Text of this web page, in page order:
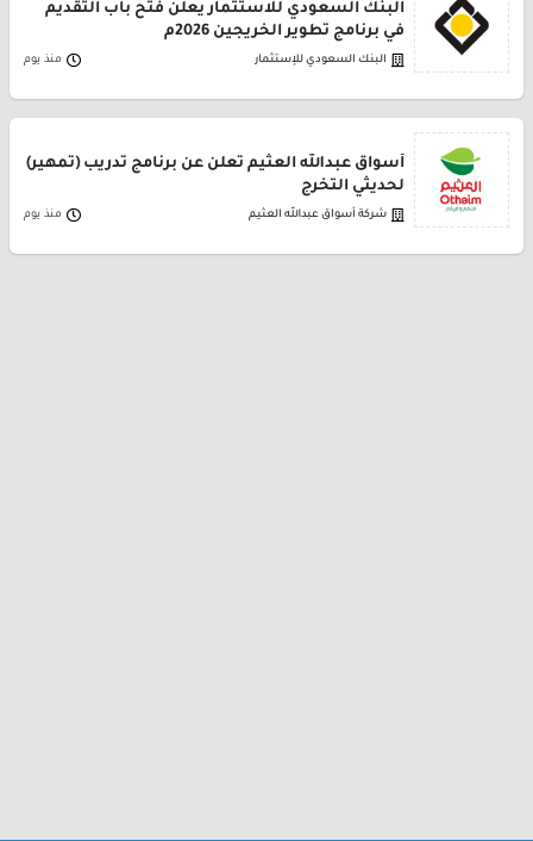
البنك السعودي للاستثمار يعلن فتح باب التقديم
في برنامج تطوير الخريجين 2026م
البنك السعودي للإستثمار منذ يوم
أسواق عبدالله العثيم تعلن عن برنامج تدريب (تمهير)
لحديثي التخرج
شركة أسواق عبدالله العثيم منذ يوم